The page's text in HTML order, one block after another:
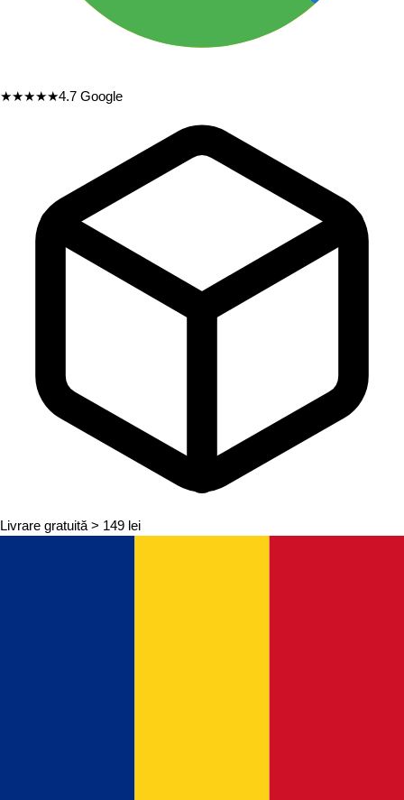
★★★★★4.7 Google
Livrare gratuită > 149 lei